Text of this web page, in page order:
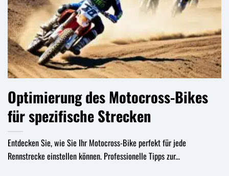
Optimierung des Motocross-Bikes
für spezifische Strecken
Entdecken Sie, wie Sie Ihr Motocross-Bike perfekt für jede
Rennstrecke einstellen können. Professionelle Tipps zur...